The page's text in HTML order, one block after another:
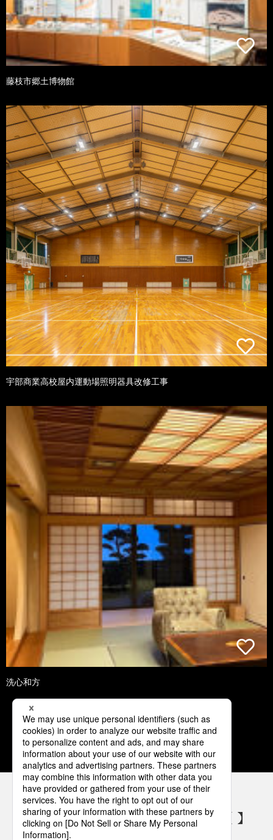
藤枝市郷土博物館
宇部商業高校屋内運動場照明器具改修工事
洗心和方
1 2 3 4 5
パナソニックの電気設備 SNSアカウント